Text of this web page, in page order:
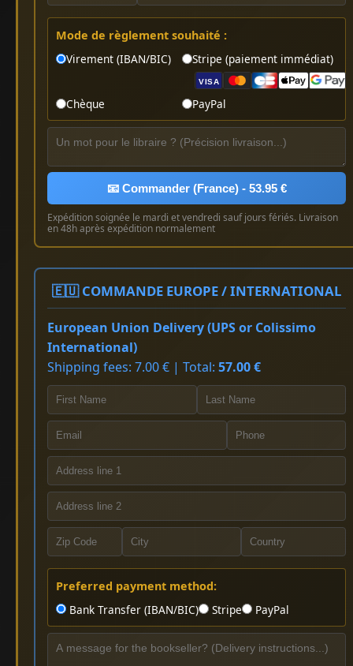
Mode de règlement souhaité :
Virement (IBAN/BIC)
Stripe (paiement immédiat)
VISA
Chèque PayPal
📧 Commander (France) - 53.95 €
Expédition soignée le mardi et vendredi sauf jours fériés. Livraison
en 48h après expédition normalement
🇪🇺 COMMANDE EUROPE / INTERNATIONAL
European Union Delivery (UPS or Colissimo
International)
Shipping fees: 7.00 € | Total: 57.00 €
Preferred payment method:
Bank Transfer (IBAN/BIC)
Stripe PayPal